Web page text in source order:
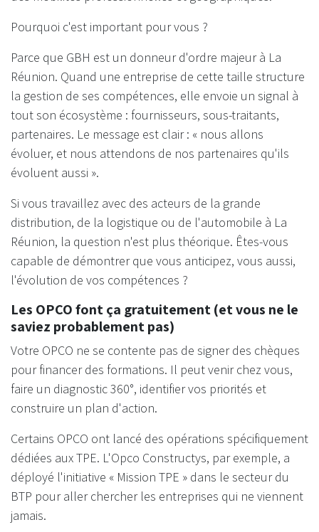
Pourquoi c'est important pour vous ?
Parce que GBH est un donneur d'ordre majeur à La
Réunion. Quand une entreprise de cette taille structure
la gestion de ses compétences, elle envoie un signal à
tout son écosystème : fournisseurs, sous-traitants,
partenaires. Le message est clair : « nous allons
évoluer, et nous attendons de nos partenaires qu'ils
évoluent aussi ».
Si vous travaillez avec des acteurs de la grande
distribution, de la logistique ou de l'automobile à La
Réunion, la question n'est plus théorique. Êtes-vous
capable de démontrer que vous anticipez, vous aussi,
l'évolution de vos compétences ?
Les OPCO font ça gratuitement (et vous ne le
saviez probablement pas)
Votre OPCO ne se contente pas de signer des chèques
pour financer des formations. Il peut venir chez vous,
faire un diagnostic 360°, identifier vos priorités et
construire un plan d'action.
Certains OPCO ont lancé des opérations spécifiquement
dédiées aux TPE. L'Opco Constructys, par exemple, a
déployé l'initiative « Mission TPE » dans le secteur du
BTP pour aller chercher les entreprises qui ne viennent
jamais.